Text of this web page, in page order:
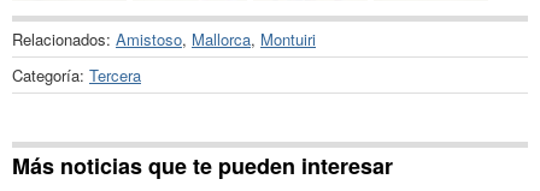
Relacionados: Amistoso, Mallorca, Montuiri
Categoría: Tercera
Más noticias que te pueden interesar